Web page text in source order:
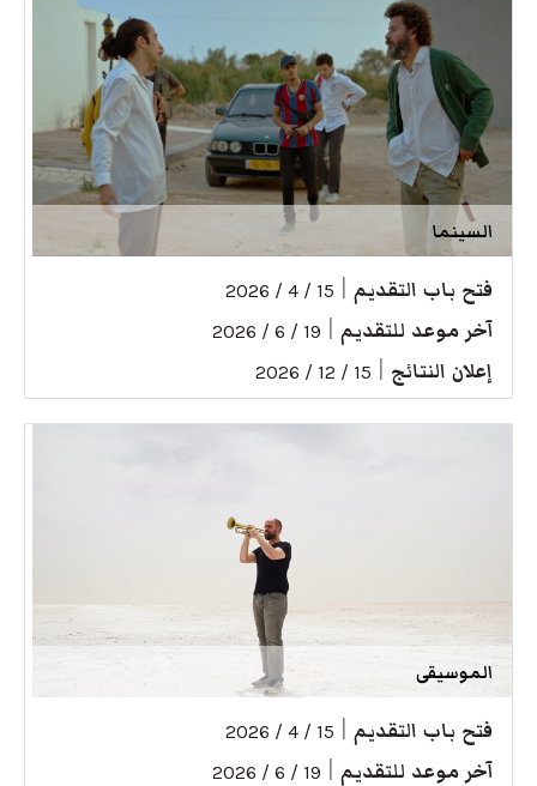
السينما
فتح باب التقديم 15 / 4 / 2026
آخر موعد للتقديم 19 / 6 / 2026
إعلان النتائج 15 / 12 / 2026
الموسيقى
فتح باب التقديم 15 / 4 / 2026
آخر موعد للتقديم 19 / 6 / 2026